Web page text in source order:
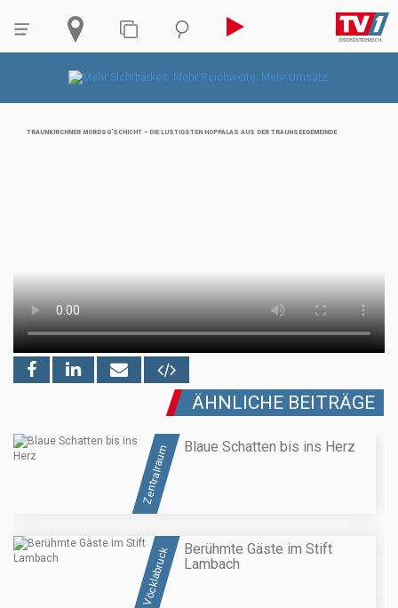
TRAUNKIRCHNER MORDSG’SCHICHT – DIE LUSTIGSTEN HOPPALAS AUS DER TRAUNSEEGEMEINDE
ÄHNLICHE BEITRÄGE
Zentralraum Blaue Schatten bis ins Herz
Vöcklabruck
Berühmte Gäste im Stift
Lambach